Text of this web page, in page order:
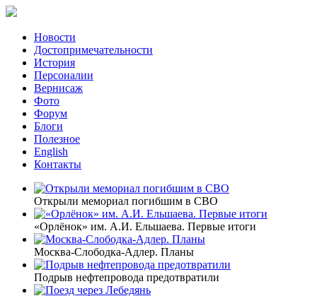
Новости
Достопримечательности
История
Персоналии
Вернисаж
Фото
Форум
Блоги
Полезное
English
Контакты
Открыли мемориал погибшим в СВО
«Орлёнок» им. А.И. Ельшаева. Первые итоги
Москва-Слободка-Адлер. Планы
Подрыв нефтепровода предотвратили